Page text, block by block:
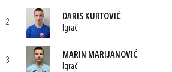
2
DARIS KURTOVIĆ
Igrač
3
MARIN MARIJANOVIĆ
Igrač